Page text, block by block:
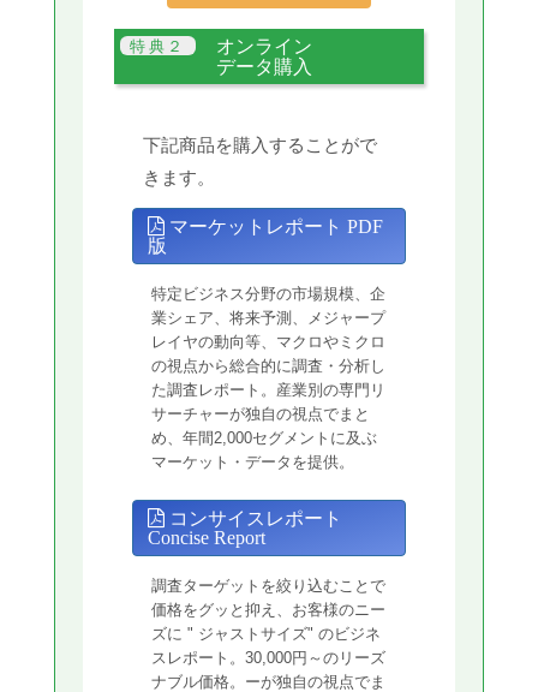
オンライン
データ購入
下記商品を購入することがで
きます。
マーケットレポート PDF
版
特定ビジネス分野の市場規模、企
業シェア、将来予測、メジャープ
レイヤの動向等、マクロやミクロ
の視点から総合的に調査・分析し
た調査レポート。産業別の専門リ
サーチャーが独自の視点でまと
め、年間2,000セグメントに及ぶ
マーケット・データを提供。
コンサイスレポート
Concise Report
調査ターゲットを絞り込むことで
価格をグッと抑え、お客様のニー
ズに " ジャストサイズ" のビジネ
スレポート。30,000円～のリーズ
ナブル価格。ーが独自の視点でま